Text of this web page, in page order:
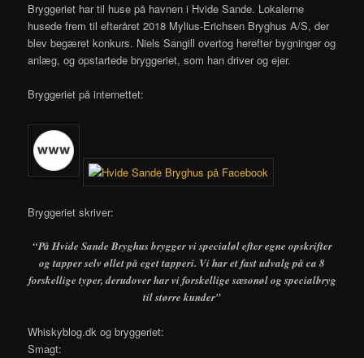
Bryggeriet har til huse på havnen i Hvide Sande. Lokalerne
husede frem til efteråret 2018 Mylius-Erichsen Bryghus A/S, der
blev begæret konkurs. Niels Sangill overtog herefter bygninger og
anlæg, og opstartede bryggeriet, som han driver og ejer.
Bryggeriet på internettet:
Bryggeriet skriver:
“På Hvide Sande Bryghus brygger vi specialøl efter egne opskrifter
og tapper selv øllet på eget tapperi. Vi har et fast udvalg på ca 8
forskellige typer, derudover har vi forskellige sæsonøl og specialbryg
til større kunder”
Whiskyblog.dk og bryggeriet:
Smagt: